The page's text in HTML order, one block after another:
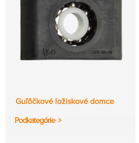
Guľôčkové ložiskové domce
Podkategórie